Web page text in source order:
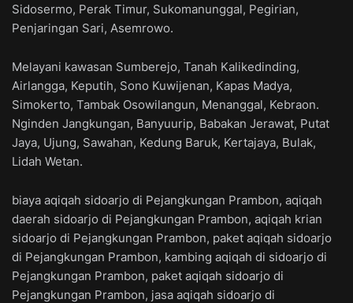
Sidosermo, Perak Timur, Sukomanunggal, Pegirian,
Penjaringan Sari, Asemrowo.
Melayani kawasan Sumberejo, Tanah Kalikedinding,
Airlangga, Keputih, Sono Kuwijenan, Kapas Madya,
Simokerto, Tambak Osowilangun, Menanggal, Kebraon.
Nginden Jangkungan, Banyuurip, Babakan Jerawat, Putat
Jaya, Ujung, Sawahan, Kedung Baruk, Kertajaya, Bulak,
Lidah Wetan.
biaya aqiqah sidoarjo di Pejangkungan Prambon, aqiqah
daerah sidoarjo di Pejangkungan Prambon, aqiqah krian
sidoarjo di Pejangkungan Prambon, paket aqiqah sidoarjo
di Pejangkungan Prambon, kambing aqiqah di sidoarjo di
Pejangkungan Prambon, paket aqiqah sidoarjo di
Pejangkungan Prambon, jasa aqiqah sidoarjo di